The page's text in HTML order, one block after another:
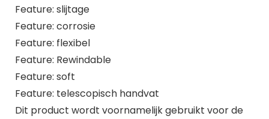
Feature: slijtage
Feature: corrosie
Feature: flexibel
Feature: Rewindable
Feature: soft
Feature: telescopisch handvat
Dit product wordt voornamelijk gebruikt voor de